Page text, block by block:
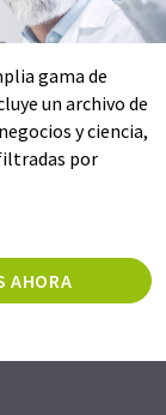
gama de
un archivo de
y ciencia,
por
AHORA